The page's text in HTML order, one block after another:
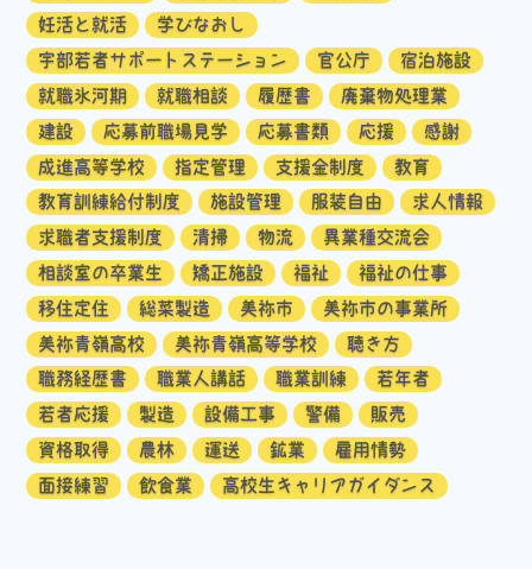
妊活と就活
学びなおし
宇部若者サポートステーション
官公庁
宿泊施設
就職氷河期
就職相談 履歴書
廃棄物処理業
建設
応募前職場見学 応募書類 応援
感謝
成進高等学校
指定管理 支援金制度
教育
教育訓練給付制度
施設管理 服装自由
求人情報
求職者支援制度
清掃 物流
異業種交流会
相談室の卒業生
矯正施設 福祉
福祉の仕事
移住定住
総菜製造 美祢市
美祢市の事業所
美祢青嶺高校
美祢青嶺高等学校
聴き方
職務経歴書
職業人講話 職業訓練
若年者
若者応援
製造 設備工事 警備
販売
資格取得
農林 運送 鉱業
雇用情勢
面接練習
飲食業 高校生キャリアガイダンス